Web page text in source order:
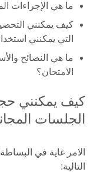
ما هي الإجراءات
التي يمكنني
ما هي النصائح
الامتحان؟
كيف يمكنني
الجلسات
الامر غاية في
التالية: